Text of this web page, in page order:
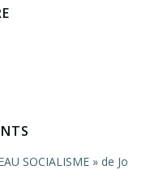
SOCIALISME » de Jo